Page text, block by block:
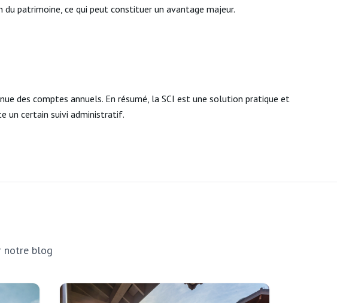
patrimoine, ce qui peut constituer un avantage majeur.
des comptes annuels. En résumé, la SCI est une solution pratique et
un certain suivi administratif.
notre blog